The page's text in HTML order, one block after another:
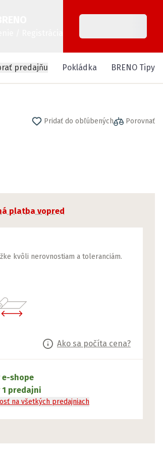
predajňu Pokládka BRENO Tipy
Pridať do obľúbených Porovnať
platba vopred
kvôli nerovnostiam a toleranciám.
Ako sa počíta cena?
e-shope
1 predajni
na všetkých predajniach